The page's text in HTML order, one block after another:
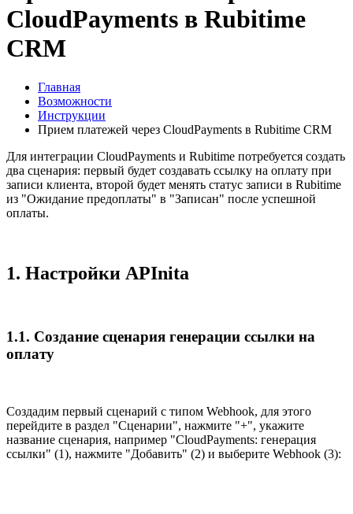
CloudPayments в Rubitime
CRM
Главная
Возможности
Инструкции
Прием платежей через CloudPayments в Rubitime CRM
Для интеграции CloudPayments и Rubitime потребуется создать
два сценария: первый будет создавать ссылку на оплату при
записи клиента, второй будет менять статус записи в Rubitime
из "Ожидание предоплаты" в "Записан" после успешной
оплаты.
1. Настройки APInita
1.1. Создание сценария генерации ссылки на
оплату
Создадим первый сценарий с типом Webhook, для этого
перейдите в раздел "Сценарии", нажмите "+", укажите
название сценария, например "CloudPayments: генерация
ссылки" (1), нажмите "Добавить" (2) и выберите Webhook (3):